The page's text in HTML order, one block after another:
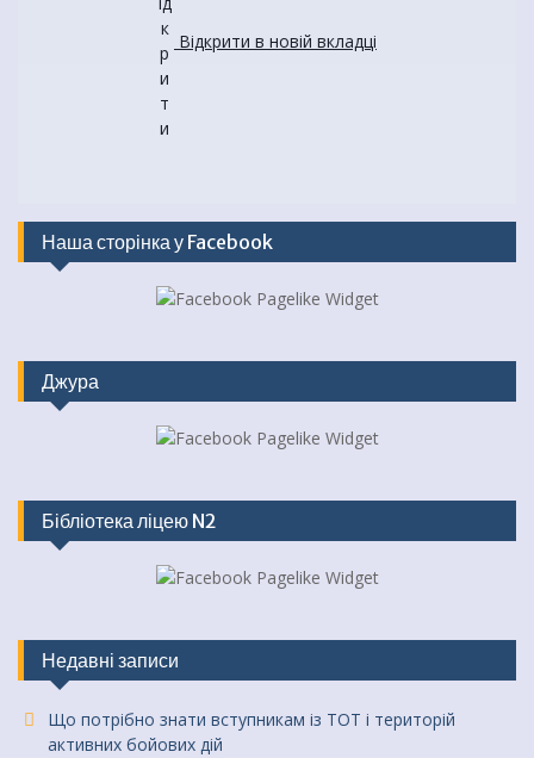
Відкрити в новій вкладці
Наша сторінка у Facebook
Джура
Бібліотека ліцею N2
Недавні записи
Що потрібно знати вступникам із ТОТ і територій
активних бойових дій